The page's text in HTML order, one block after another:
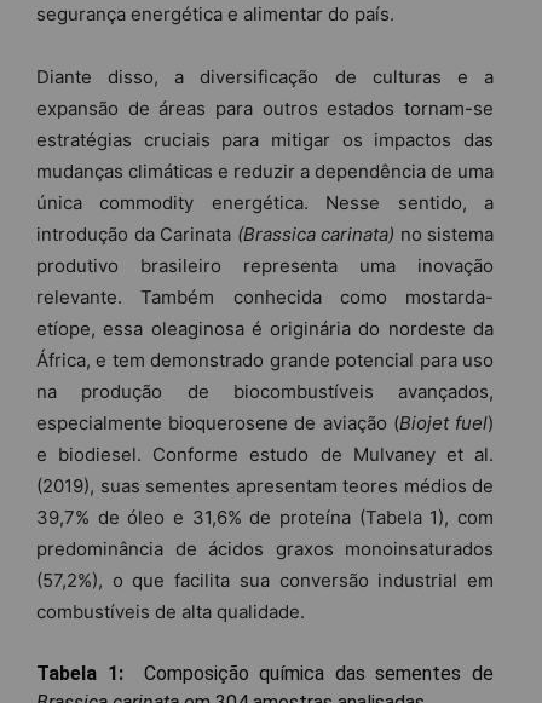
segurança energética e alimentar do país.
Diante disso, a diversificação de culturas e a
expansão de áreas para outros estados tornam-se
estratégias cruciais para mitigar os impactos das
mudanças climáticas e reduzir a dependência de uma
única commodity energética. Nesse sentido, a
introdução da Carinata (Brassica carinata) no sistema
produtivo brasileiro representa uma inovação
relevante. Também conhecida como mostarda-
etíope, essa oleaginosa é originária do nordeste da
África, e tem demonstrado grande potencial para uso
na produção de biocombustíveis avançados,
especialmente bioquerosene de aviação (Biojet fuel)
e biodiesel. Conforme estudo de Mulvaney et al.
(2019), suas sementes apresentam teores médios de
39,7% de óleo e 31,6% de proteína (Tabela 1), com
predominância de ácidos graxos monoinsaturados
(57,2%), o que facilita sua conversão industrial em
combustíveis de alta qualidade.
Tabela 1:
Composição química das sementes de